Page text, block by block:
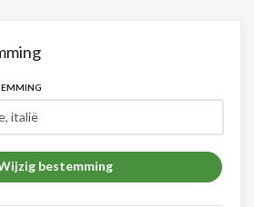
bestemming